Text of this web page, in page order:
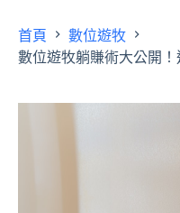
首頁
數位遊牧
數位遊牧躺賺術大公開！